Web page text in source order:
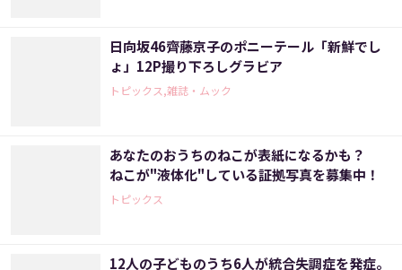
日向坂46齊藤京子のポニーテール「新鮮でし
ょ」12P撮り下ろしグラビア
トピックス,雑誌・ムック
あなたのおうちのねこが表紙になるかも？
ねこが"液体化"している証拠写真を募集中！
トピックス
12人の子どものうち6人が統合失調症を発症。